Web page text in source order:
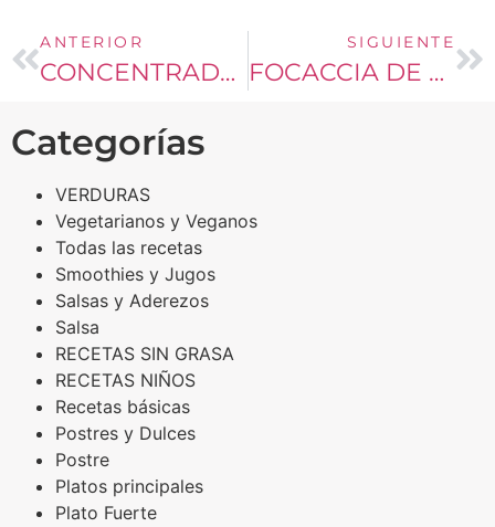
ANTERIOR
CONCENTRADO DE VERDURAS
SIGUIENTE
FOCACCIA DE CEBOLLA
Categorías
VERDURAS
Vegetarianos y Veganos
Todas las recetas
Smoothies y Jugos
Salsas y Aderezos
Salsa
RECETAS SIN GRASA
RECETAS NIÑOS
Recetas básicas
Postres y Dulces
Postre
Platos principales
Plato Fuerte